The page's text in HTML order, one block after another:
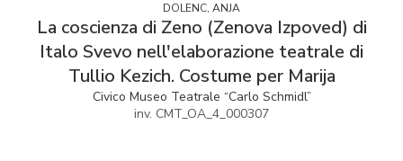
DOLENC, ANJA
La coscienza di Zeno (Zenova Izpoved) di
Italo Svevo nell'elaborazione teatrale di
Tullio Kezich. Costume per Marija
Civico Museo Teatrale “Carlo Schmidl”
inv. CMT_OA_4_000307